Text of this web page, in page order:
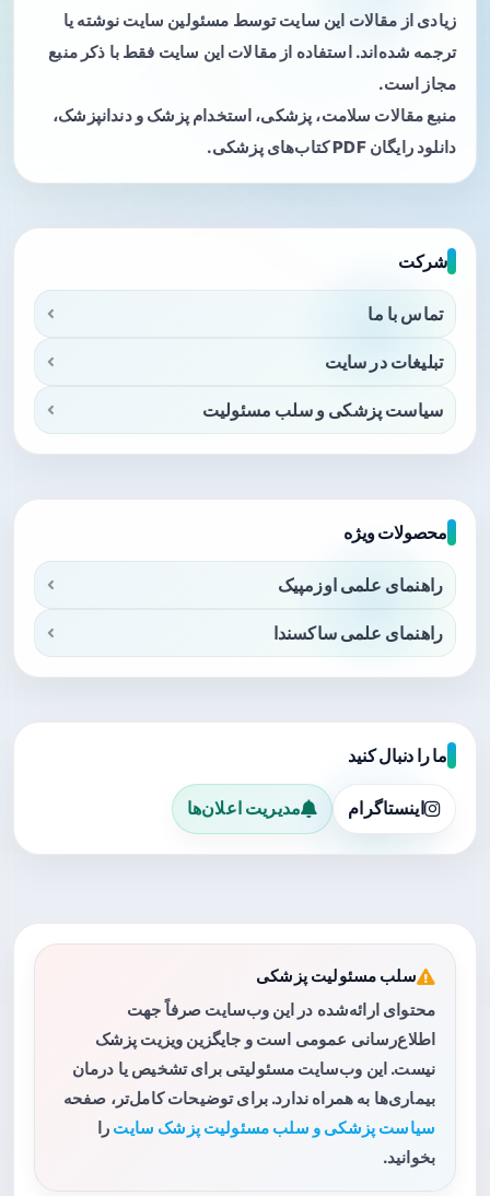
زیادی از مقالات این سایت توسط مسئولین سایت نوشته یا
ترجمه شده‌اند. استفاده از مقالات این سایت فقط با ذکر منبع
مجاز است.
منبع مقالات سلامت، پزشکی، استخدام پزشک و دندانپزشک،
دانلود رایگان PDF کتاب‌های پزشکی.
شرکت
تماس با ما
تبلیغات در سایت
سیاست پزشکی و سلب مسئولیت
محصولات ویژه
راهنمای علمی اوزمپیک
راهنمای علمی ساکسندا
ما را دنبال کنید
اینستاگرام مدیریت اعلان‌ها
سلب مسئولیت پزشکی
محتوای ارائه‌شده در این وب‌سایت صرفاً جهت
اطلاع‌رسانی عمومی است و جایگزین ویزیت پزشک
نیست. این وب‌سایت مسئولیتی برای تشخیص یا درمان
بیماری‌ها به همراه ندارد. برای توضیحات کامل‌تر، صفحه
سیاست پزشکی و سلب مسئولیت پزشک سایت را
بخوانید.